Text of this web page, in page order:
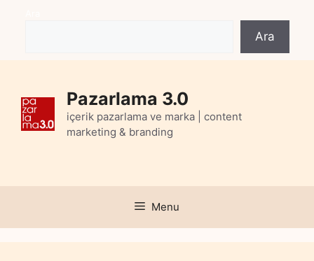
Ara
Pazarlama 3.0
içerik pazarlama ve marka | content
marketing & branding
Menu